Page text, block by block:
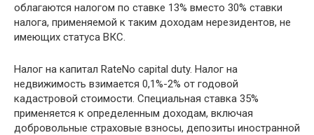
облагаются налогом по ставке 13% вместо 30% ставки
налога, применяемой к таким доходам нерезидентов, не
имеющих статуса ВКС.
Налог на капитал RateNo capital duty. Налог на
недвижимость взимается 0,1%-2% от годовой
кадастровой стоимости. Специальная ставка 35%
применяется к определенным доходам, включая
добровольные страховые взносы, депозиты иностранной